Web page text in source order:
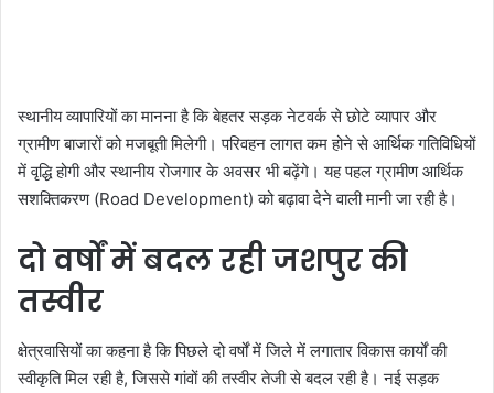
स्थानीय व्यापारियों का मानना है कि बेहतर सड़क नेटवर्क से छोटे व्यापार और
ग्रामीण बाजारों को मजबूती मिलेगी। परिवहन लागत कम होने से आर्थिक गतिविधियों
में वृद्धि होगी और स्थानीय रोजगार के अवसर भी बढ़ेंगे। यह पहल ग्रामीण आर्थिक
सशक्तिकरण (Road Development) को बढ़ावा देने वाली मानी जा रही है।
दो वर्षों में बदल रही जशपुर की
तस्वीर
क्षेत्रवासियों का कहना है कि पिछले दो वर्षों में जिले में लगातार विकास कार्यों की
स्वीकृति मिल रही है, जिससे गांवों की तस्वीर तेजी से बदल रही है। नई सड़क